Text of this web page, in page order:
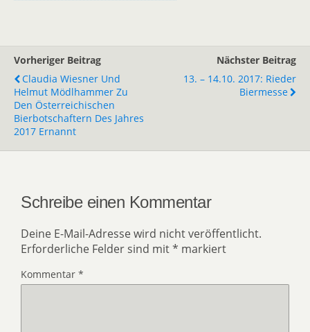
Vorheriger Beitrag
Claudia Wiesner Und
Helmut Mödlhammer Zu
Den Österreichischen
Bierbotschaftern Des Jahres
2017 Ernannt
Nächster Beitrag
13. – 14.10. 2017: Rieder
Biermesse
Schreibe einen Kommentar
Deine E-Mail-Adresse wird nicht veröffentlicht.
Erforderliche Felder sind mit* markiert
Kommentar *